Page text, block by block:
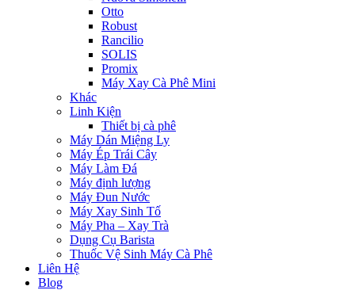
Otto
Robust
Rancilio
SOLIS
Promix
Máy Xay Cà Phê Mini
Khác
Linh Kiện
Thiết bị cà phê
Máy Dán Miệng Ly
Máy Ép Trái Cây
Máy Làm Đá
Máy định lượng
Máy Đun Nước
Máy Xay Sinh Tố
Máy Pha – Xay Trà
Dụng Cụ Barista
Thuốc Vệ Sinh Máy Cà Phê
Liên Hệ
Blog